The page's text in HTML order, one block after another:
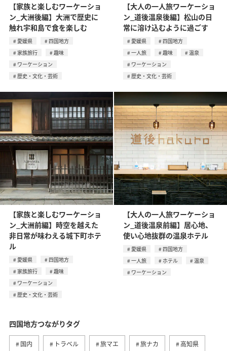
【家族と楽しむワーケーショ
ン_大洲後編】大洲で歴史に
触れ宇和島で食を楽しむ
愛媛県
四国地方
家族旅行
趣味
ワーケーション
歴史・文化・芸術
【大人の一人旅ワーケーショ
ン_道後温泉後編】松山の日
常に溶け込むように過ごす
愛媛県
四国地方
一人旅
趣味
温泉
ワーケーション
歴史・文化・芸術
【家族と楽しむワーケーショ
ン_大洲前編】時空を越えた
非日常が味わえる城下町ホテ
ル
愛媛県
四国地方
家族旅行
趣味
ワーケーション
歴史・文化・芸術
【大人の一人旅ワーケーショ
ン_道後温泉前編】居心地、
使い心地抜群の温泉ホテル
愛媛県
四国地方
一人旅
ホテル
温泉
ワーケーション
四国地方つながりタグ
国内 トラベル 旅マエ 旅ナカ 高知県